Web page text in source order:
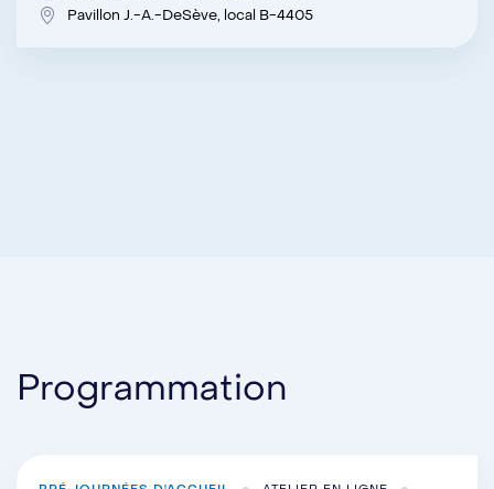
Pavillon J.-A.-DeSève, local B-4405
Programmation